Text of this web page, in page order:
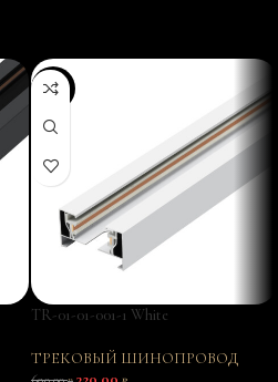
-54%
TR-01-01-001-1 White
ТРЕКОВЫЙ ШИНОПРОВОД